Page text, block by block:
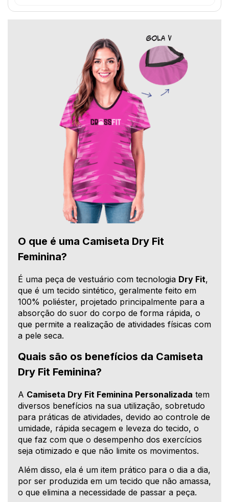
O que é uma Camiseta Dry Fit
Feminina?
É uma peça de vestuário com tecnologia Dry Fit,
que é um tecido sintético, geralmente feito em
100% poliéster, projetado principalmente para a
absorção do suor do corpo de forma rápida, o
que permite a realização de atividades físicas com
a pele seca.
Quais são os benefícios da Camiseta
Dry Fit Feminina?
A Camiseta Dry Fit Feminina Personalizada tem
diversos benefícios na sua utilização, sobretudo
para práticas de atividades, devido ao controle de
umidade, rápida secagem e leveza do tecido, o
que faz com que o desempenho dos exercícios
seja otimizado e que não limite os movimentos.
Além disso, ela é um item prático para o dia a dia,
por ser produzida em um tecido que não amassa,
o que elimina a necessidade de passar a peça.